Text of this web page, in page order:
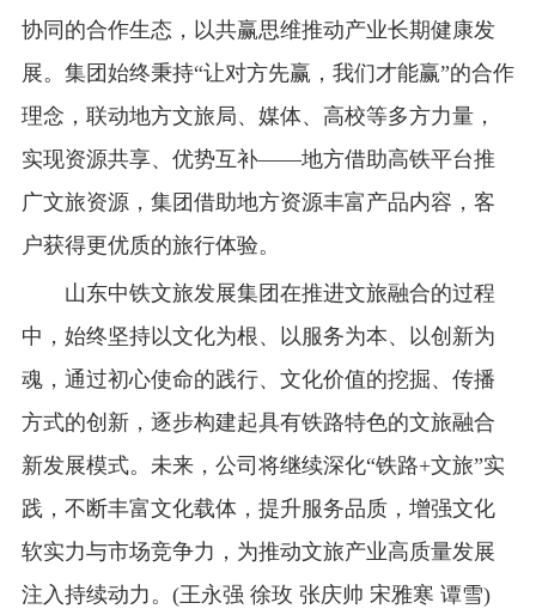
协同的合作生态，以共赢思维推动产业长期健康发
展。集团始终秉持“让对方先赢，我们才能赢”的合作
理念，联动地方文旅局、媒体、高校等多方力量，
实现资源共享、优势互补——地方借助高铁平台推
广文旅资源，集团借助地方资源丰富产品内容，客
户获得更优质的旅行体验。
山东中铁文旅发展集团在推进文旅融合的过程
中，始终坚持以文化为根、以服务为本、以创新为
魂，通过初心使命的践行、文化价值的挖掘、传播
方式的创新，逐步构建起具有铁路特色的文旅融合
新发展模式。未来，公司将继续深化“铁路+文旅”实
践，不断丰富文化载体，提升服务品质，增强文化
软实力与市场竞争力，为推动文旅产业高质量发展
注入持续动力。(王永强 徐玫 张庆帅 宋雅寒 谭雪)